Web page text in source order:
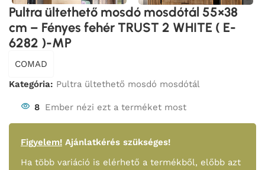
Pultra ültethető mosdó mosdótál 55×38
cm – Fényes fehér TRUST 2 WHITE ( E-
6282 )-MP
COMAD
Kategória: Pultra ültethető mosdó mosdótál
8 Ember nézi ezt a terméket most
Figyelem! Ajánlatkérés szükséges!
Ha több variáció is elérhető a termékből, előbb azt